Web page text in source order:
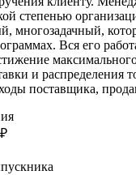
степенью
многозадачный,
Вся его
максимального
и распределения
поставщика,